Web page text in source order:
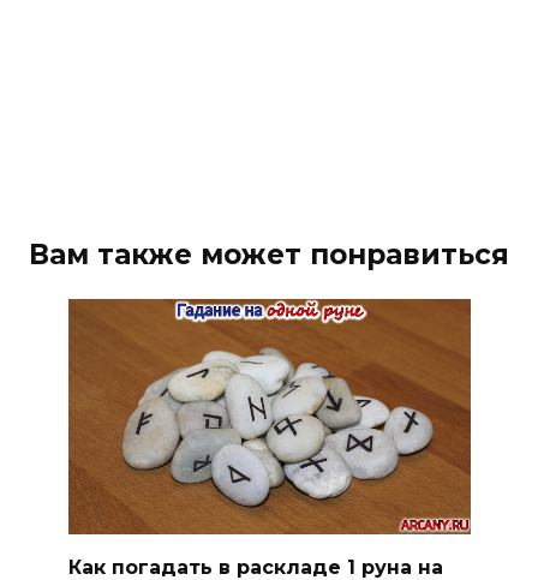
Вам также может понравиться
Как погадать в раскладе 1 руна на